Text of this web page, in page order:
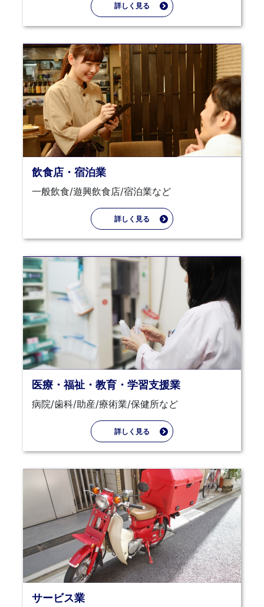
詳しく見る
飲食店・宿泊業
一般飲食/遊興飲食店/宿泊業など
詳しく見る
医療・福祉・教育・学習支援業
病院/歯科/助産/療術業/保健所など
詳しく見る
サービス業